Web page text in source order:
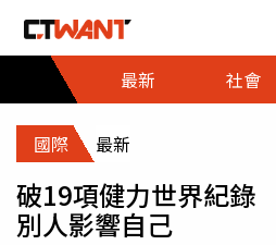
最新
社會
國際 最新
破19項健力世界紀
別人影響自己